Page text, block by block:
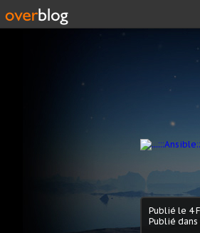
Publié le 4
Publié dans